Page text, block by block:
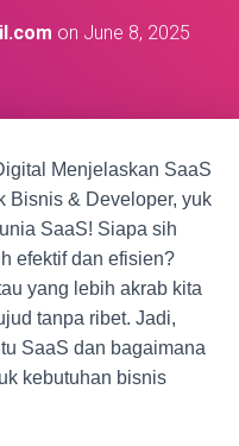
on June 8, 2025
Menjelaskan SaaS
Bisnis & Developer, yuk
SaaS! Siapa sih
efektif dan efisien?
yang lebih akrab kita
tanpa ribet. Jadi,
SaaS dan bagaimana
kebutuhan bisnis